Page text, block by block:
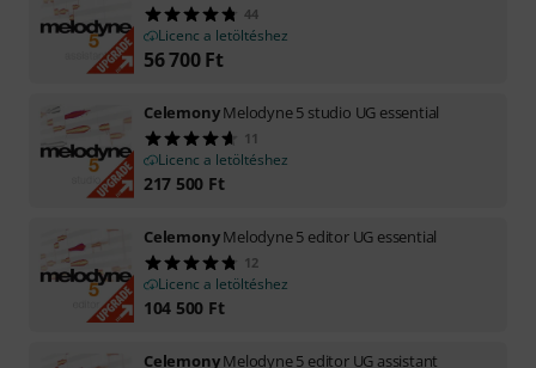
44
Licenc a letöltéshez
56 700 Ft
CelemonyMelodyne 5 studio UG essential
11
Licenc a letöltéshez
217 500 Ft
CelemonyMelodyne 5 editor UG essential
12
Licenc a letöltéshez
104 500 Ft
CelemonyMelodyne 5 editor UG assistant